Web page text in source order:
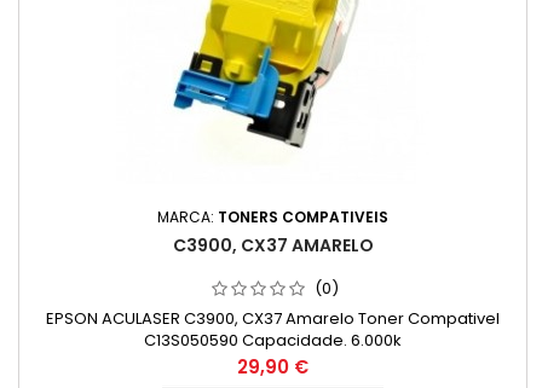
MARCA: TONERS COMPATIVEIS
C3900, CX37 AMARELO
(0)
EPSON ACULASER C3900, CX37 Amarelo Toner Compativel
C13S050590 Capacidade. 6.000k
Preço
29,90 €